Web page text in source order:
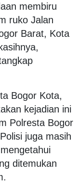
membiru
ruko Jalan
Barat, Kota
Bogor Kota,
kejadian ini
Polresta Bogor
juga masih
ditemukan